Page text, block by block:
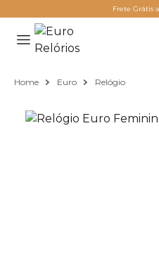
Frete Grátis
Home Euro Relógio